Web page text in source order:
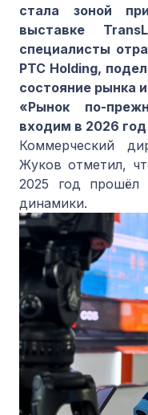
стала зоной
выставке
специалисты
PTC Holding,
состояние рынка
«Рынок по-
входим в 2026
Коммерческий
Жуков отметил,
2025 год прошёл
динамики.